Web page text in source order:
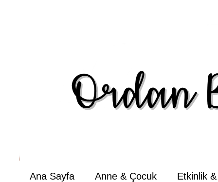
Ana Sayfa Anne & Çocuk Etkinlik